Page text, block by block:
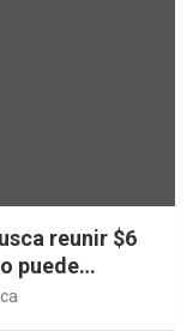
reunir $6
puede